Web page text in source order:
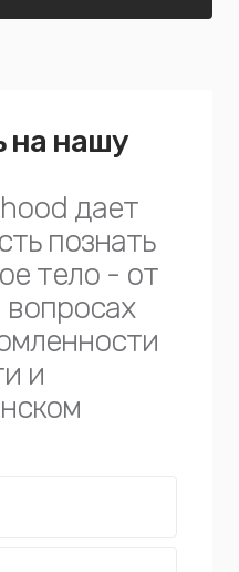
на нашу
дает
познать
тело - от
вопросах
и